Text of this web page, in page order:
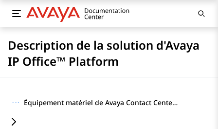
Description de la solution d'Avaya
IP Office™ Platform
··· Équipement matériel de Avaya Contact Center Select